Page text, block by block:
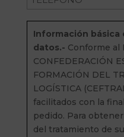
Información
datos.- Conforme al
CONFEDERACIÓN
FORMACIÓN DEL
LOGÍSTICA
facilitados con la
pedido. Para
del tratamiento de